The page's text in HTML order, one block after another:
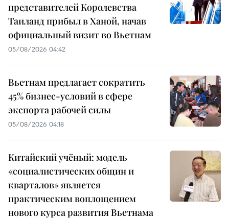
представителей Королевства
Таиланд прибыл в Ханой, начав
официальный визит во Вьетнам
05/08/2026 04:42
Вьетнам предлагает сократить
45% бизнес-условий в сфере
экспорта рабочей силы
05/08/2026 04:18
Китайский учёный: модель
«социалистических общин и
кварталов» является
практическим воплощением
нового курса развития Вьетнама